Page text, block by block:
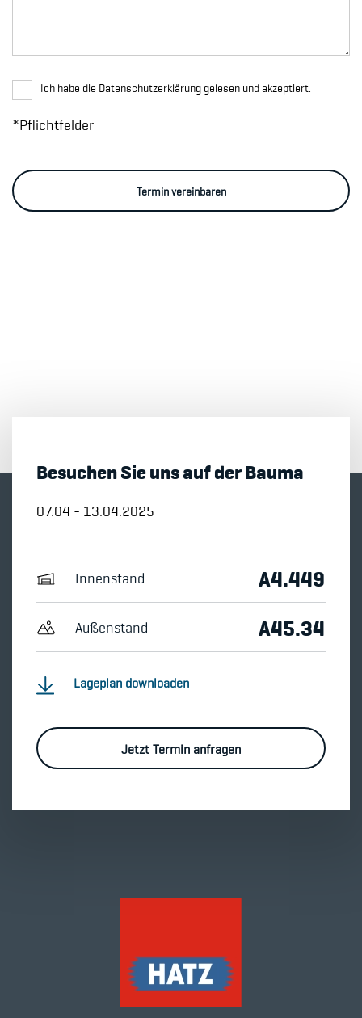
Ich habe die Datenschutzerklärung gelesen und akzeptiert.
*Pflichtfelder
Termin vereinbaren
Besuchen Sie uns auf der Bauma
07.04 - 13.04.2025
Innenstand A4.449
Außenstand A45.34
Lageplan downloaden
Jetzt Termin anfragen